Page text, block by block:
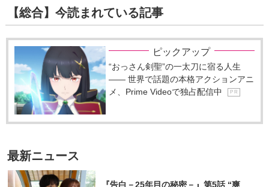
【総合】今読まれている記事
ピックアップ
“おっさん剣聖”の一太刀に宿る人生
―― 世界で話題の本格アクションアニ
メ、Prime Videoで独占配信中
P R
最新ニュース
『告白－25年目の秘密－』第5話 “爽